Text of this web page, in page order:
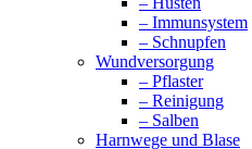
– Immunsystem
– Schnupfen
Wundversorgung
– Pflaster
– Reinigung
– Salben
Harnwege und Blase